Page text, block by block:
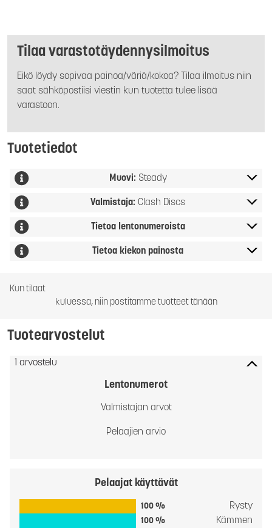
Tilaa varastotäydennysilmoitus
Eikö löydy sopivaa painoa/väriä/kokoa? Tilaa ilmoitus niin
saat sähköpostiisi viestin kun tuotetta tulee lisää
varastoon.
Tuotetiedot
Muovi: Steady
Valmistaja: Clash Discs
Tietoa lentonumeroista
Tietoa kiekon painosta
Kun tilaat
kuluessa, niin postitamme tuotteet tänään
Tuotearvostelut
1 arvostelu
Lentonumerot
Valmistajan arvot
Pelaajien arvio
Pelaajat käyttävät
100 % Rysty
100 % Kämmen